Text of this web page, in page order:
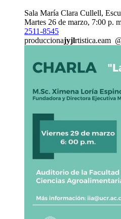
Sala María Clara Cullell,
Martes 26 de marzo, 7:00 p.
2511-8545
produccionajyjlrtistica.eam